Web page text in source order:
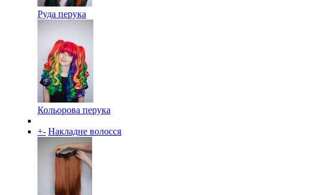
Руда перука
Кольорова перука
+- Накладне волосся